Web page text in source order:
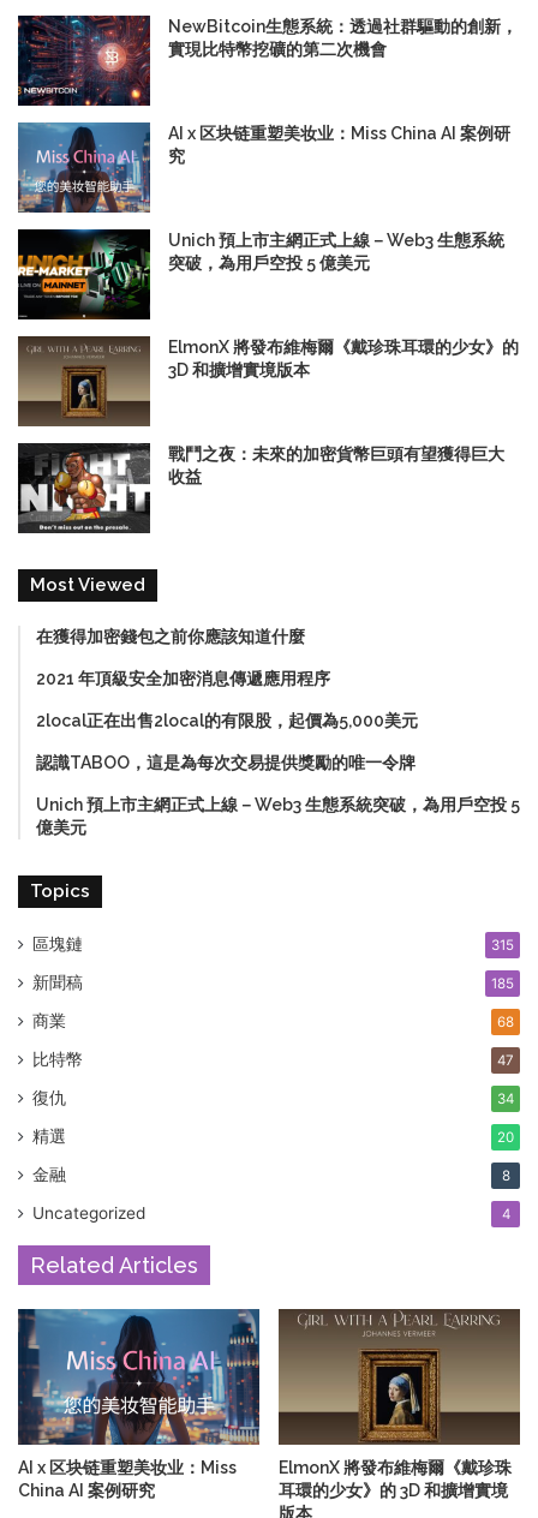
NewBitcoin生態系統：透過社群驅動的創新，
實現比特幣挖礦的第二次機會
AI x 区块链重塑美妆业：Miss China AI 案例研
究
Unich 預上市主網正式上線－Web3 生態系統
突破，為用戶空投 5 億美元
ElmonX 將發布維梅爾《戴珍珠耳環的少女》的
3D 和擴增實境版本
戰鬥之夜：未來的加密貨幣巨頭有望獲得巨大
收益
Most Viewed
在獲得加密錢包之前你應該知道什麼
2021 年頂級安全加密消息傳遞應用程序
2local正在出售2local的有限股，起價為5,000美元
認識TABOO，這是為每次交易提供獎勵的唯一令牌
Unich 預上市主網正式上線－Web3 生態系統突破，為用戶空投 5
億美元
Topics
區塊鏈 315
新聞稿 185
商業 68
比特幣 47
復仇 34
精選 20
金融 8
Uncategorized 4
Related Articles
AI x 区块链重塑美妆业：Miss
China AI 案例研究
ElmonX 將發布維梅爾《戴珍珠
耳環的少女》的 3D 和擴增實境
版本